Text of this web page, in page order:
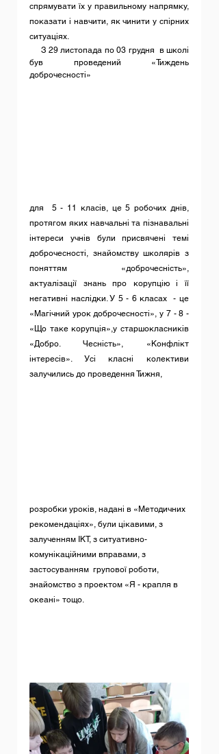
спрямувати їх у правильному напрямку,
показати і навчити, як чинити у спірних
ситуаціях.
     З 29 листопада по 03 грудня  в школі
був проведений «Тиждень
доброчесності»
для  5 - 11 класів, це 5 робочих днів,
протягом яких навчальні та пізнавальні
інтереси учнів були присвячені темі
доброчесності, знайомству школярів з
поняттям «доброчесність»,
актуалізації знань про корупцію і її
негативні наслідки. У 5 - 6 класах  - це
«Магічний урок доброчесності», у 7 - 8 -
«Що таке корупція»,у старшокласників
«Добро. Чесність», «Конфлікт
інтересів». Усі класні колективи
залучились до проведення Тижня,
розробки уроків, надані в «Методичних
рекомендаціях», були цікавими, з
залученням ІКТ, з ситуативно-
комунікаційними вправами, з
застосуванням  групової роботи,
знайомство з проектом «Я - крапля в
океані» тощо.